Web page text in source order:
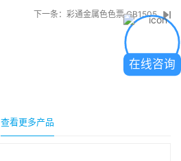
下一条：彩通金属色色票 GB1505
查看更多产品
在线咨询